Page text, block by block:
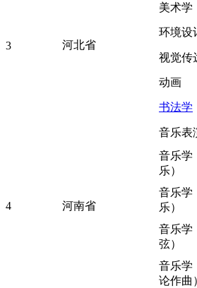
3 河北省
美术学
环境设
视觉传
动画
书法学
4 河南省
音乐表
音乐学
乐）
音乐学
乐）
音乐学
弦）
音乐学
论作曲